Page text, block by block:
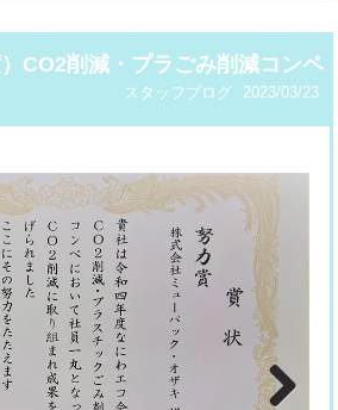
CO2削減・プラごみ削減コンペ
2023/03/23
スタッフブログ